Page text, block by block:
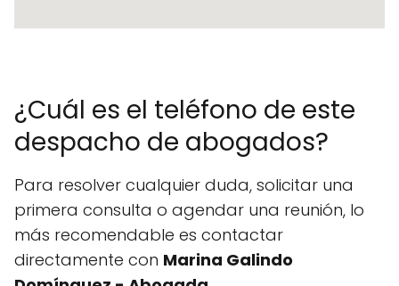
¿Cuál es el teléfono de este
despacho de abogados?
Para resolver cualquier duda, solicitar una
primera consulta o agendar una reunión, lo
más recomendable es contactar
directamente con Marina Galindo